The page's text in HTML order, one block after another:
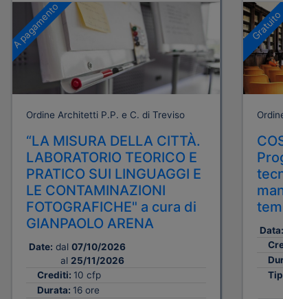
A pagamento
Ordine Architetti P.P. e C. di Treviso
“LA MISURA DELLA CITTÀ.
LABORATORIO TEORICO E
PRATICO SUI LINGUAGGI E
LE CONTAMINAZIONI
FOTOGRAFICHE" a cura di
GIANPAOLO ARENA
Date: dal 07/10/2026
al 25/11/2026
Crediti: 10 cfp
Durata: 16 ore
Gratuito
Data: